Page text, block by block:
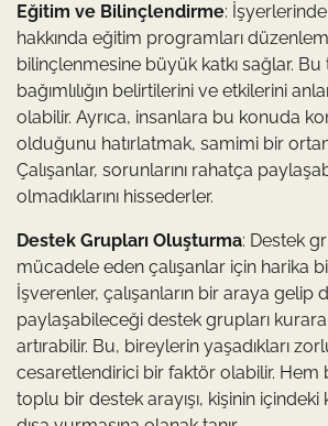
Eğitim ve Bilinçlendirme: İşyerlerinde
hakkında eğitim programları
bilinçlenmesine büyük katkı sağlar.
bağımlılığın belirtilerini ve etkilerini
olabilir. Ayrıca, insanlara bu konuda
olduğunu hatırlatmak, samimi bir
Çalışanlar, sorunlarını rahatça
olmadıklarını hissederler.
Destek Grupları Oluşturma: Destek
mücadele eden çalışanlar için harika
İşverenler, çalışanların bir araya gelip
paylaşabileceği destek grupları
artırabilir. Bu, bireylerin yaşadıkları
cesaretlendirici bir faktör olabilir. Hem
toplu bir destek arayışı, kişinin içindeki